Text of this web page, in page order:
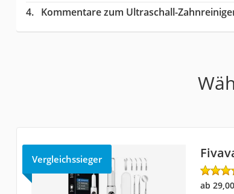
Kommentare zum Ultraschall-
Vergleichssieger
ab